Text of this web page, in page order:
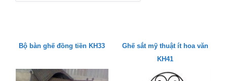
Bộ bàn ghế đồng tiền KH33
Ghế sắt mỹ thuật ít hoa văn
KH41